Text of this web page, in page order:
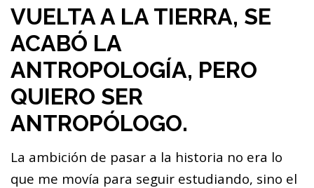
VUELTA A LA TIERRA, SE
ACABÓ LA
ANTROPOLOGÍA, PERO
QUIERO SER
ANTROPÓLOGO.
La ambición de pasar a la historia no era lo
que me movía para seguir estudiando, sino el